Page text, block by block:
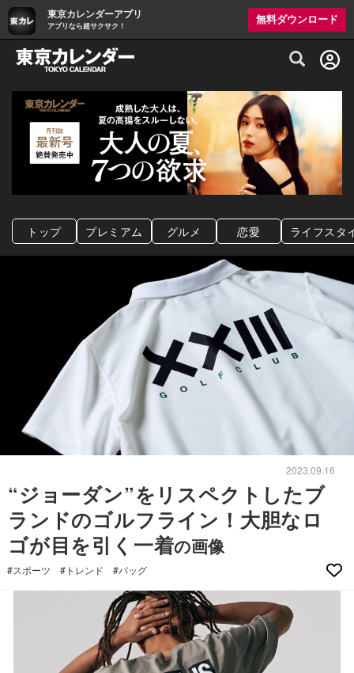
東京カレンダーアプリ
アプリなら超サクサク！
無料ダウンロード
グルメ情報・プレミアムレストラン予約
トップ プレミアム グルメ 恋愛 ライフスタ
2023.09.16
“ジョーダン”をリスペクトしたブ
ランドのゴルフライン！大胆なロ
ゴが目を引く一着の画像
#スポーツ #トレンド #バッグ